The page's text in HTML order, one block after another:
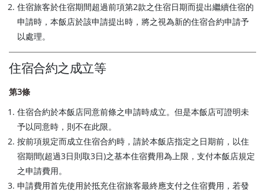
住宿旅客於住宿期間超過前項第2款之住宿日期而提出繼續住宿的
申請時，本飯店於該申請提出時，將之視為新的住宿合約申請予
以處理。
住宿合約之成立等
第3條
住宿合約於本飯店同意前條之申請時成立。但是本飯店可證明未
予以同意時，則不在此限。
按前項規定而成立住宿合約時，請於本飯店指定之日期前，以住
宿期間(超過3日則取3日)之基本住宿費用為上限，支付本飯店規定
之申請費用。
申請費用首先使用於抵充住宿旅客最終應支付之住宿費用，若發